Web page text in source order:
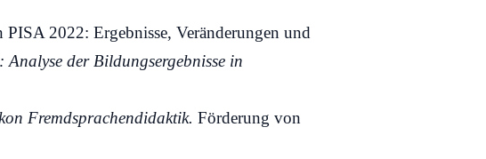
2022: Ergebnisse, Veränderungen und
Analyse der Bildungsergebnisse in
Fremdsprachendidaktik. Förderung von